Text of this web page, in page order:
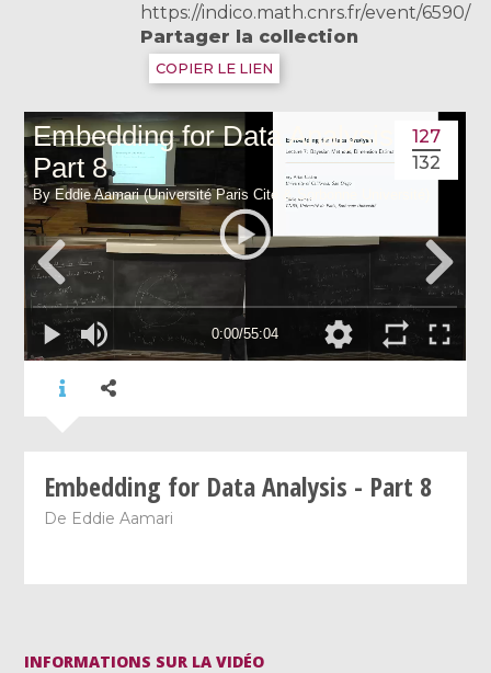
https://indico.math.cnrs.fr/event/6590/
Partager la collection
COPIER LE LIEN
127
132
Embedding for Data Analysis - Part 8
De Eddie Aamari
INFORMATIONS SUR LA VIDÉO